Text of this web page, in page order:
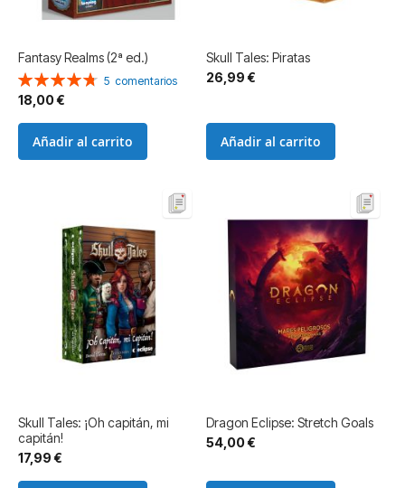
Fantasy Realms (2ª ed.)
Valoración:
96%
5 comentarios
18,00 €
Añadir al carrito
Skull Tales: Piratas
26,99 €
Añadir al carrito
Skull Tales: ¡Oh capitán, mi
capitán!
17,99 €
Dragon Eclipse: Stretch Goals
54,00 €